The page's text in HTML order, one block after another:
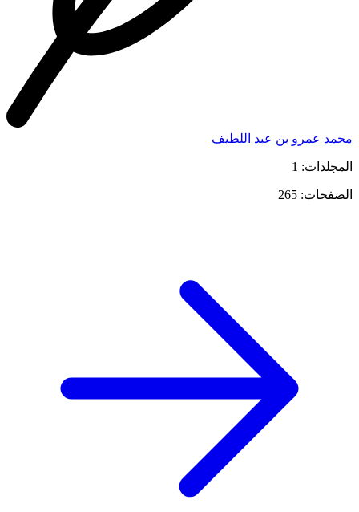
محمد عمرو بن عبد اللطيف
المجلدات: 1
الصفحات: 265